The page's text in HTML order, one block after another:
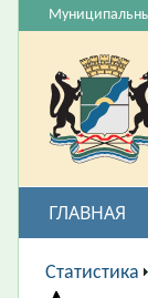
ГЛАВНАЯ
ВАКАНСИИ
Статистика